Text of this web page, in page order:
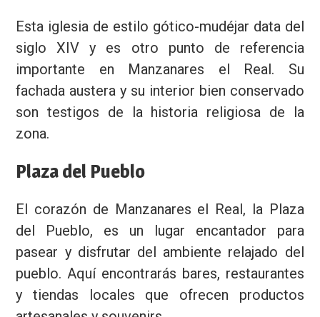
Esta iglesia de estilo gótico-mudéjar data del
siglo XIV y es otro punto de referencia
importante en Manzanares el Real. Su
fachada austera y su interior bien conservado
son testigos de la historia religiosa de la
zona.
Plaza del Pueblo
El corazón de Manzanares el Real, la Plaza
del Pueblo, es un lugar encantador para
pasear y disfrutar del ambiente relajado del
pueblo. Aquí encontrarás bares, restaurantes
y tiendas locales que ofrecen productos